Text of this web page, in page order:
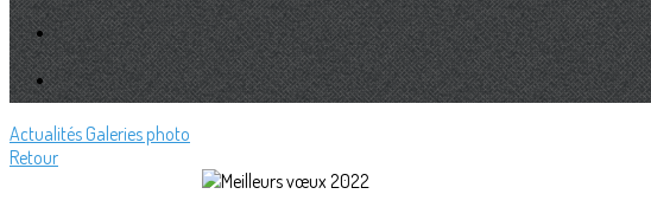
Actualités Galeries photo
Retour